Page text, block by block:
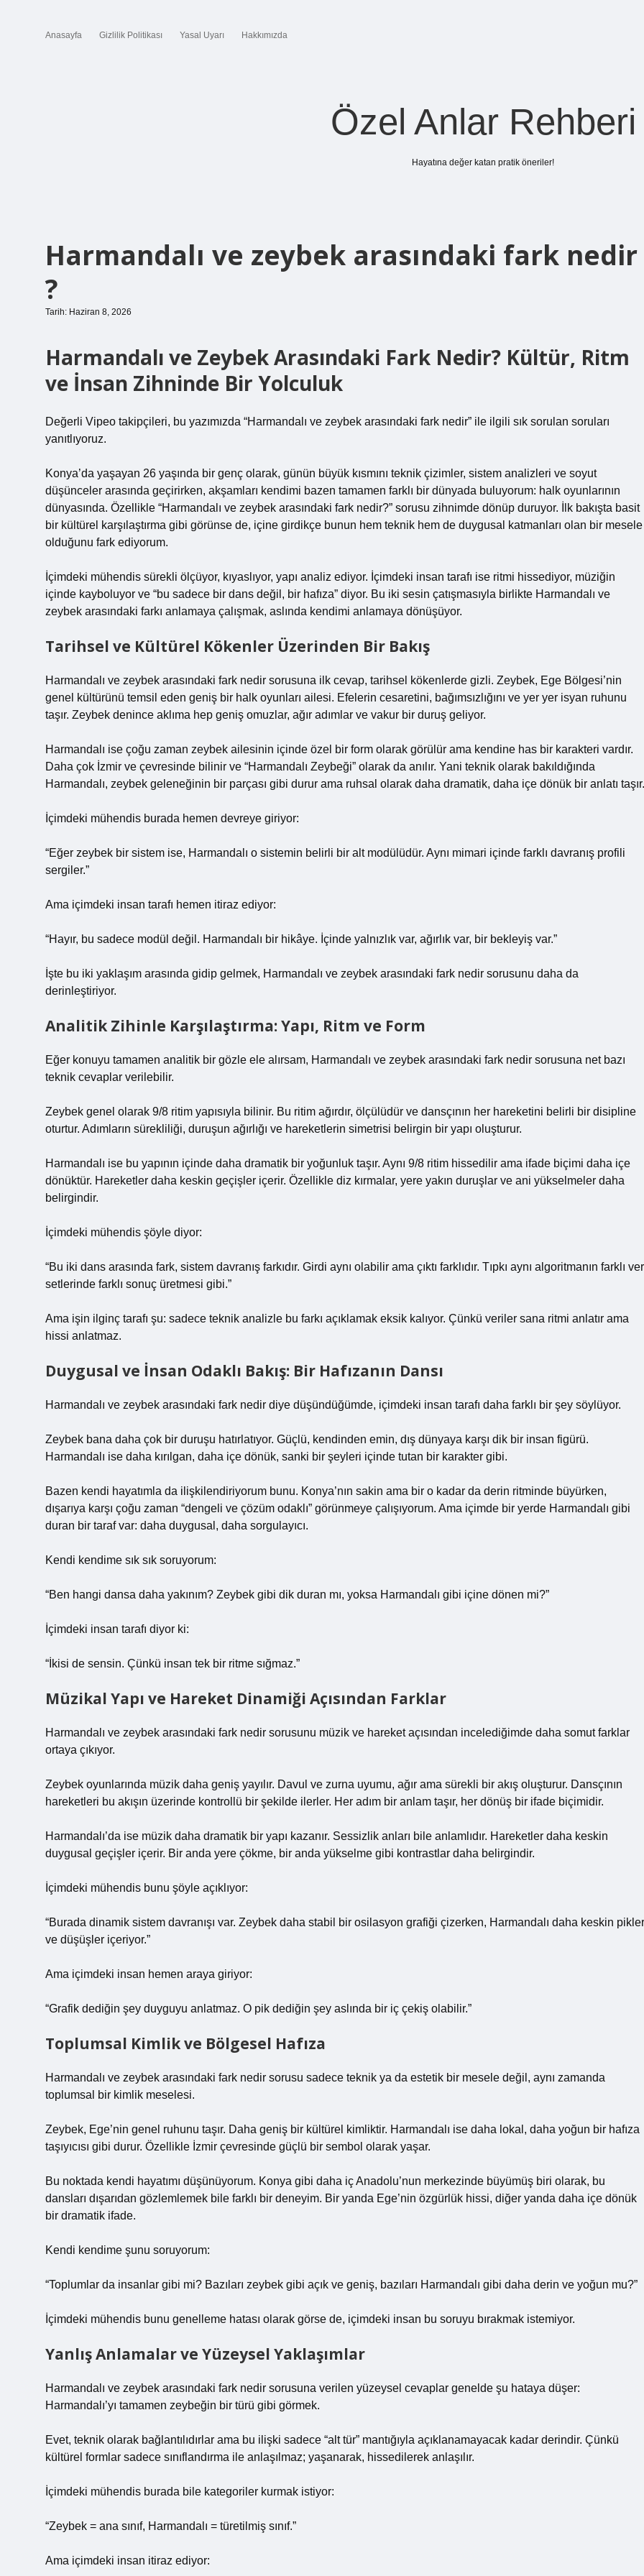
Anasayfa Gizlilik Politikası Yasal Uyarı Hakkımızda
Özel Anlar Rehberi
Hayatına değer katan pratik öneriler!
Harmandalı ve zeybek arasındaki fark nedir
?
Tarih: Haziran 8, 2026
Harmandalı ve Zeybek Arasındaki Fark Nedir? Kültür, Ritm
ve İnsan Zihninde Bir Yolculuk
Değerli Vipeo takipçileri, bu yazımızda “Harmandalı ve zeybek arasındaki fark nedir” ile ilgili sık sorulan soruları
yanıtlıyoruz.
Konya’da yaşayan 26 yaşında bir genç olarak, günün büyük kısmını teknik çizimler, sistem analizleri ve soyut
düşünceler arasında geçirirken, akşamları kendimi bazen tamamen farklı bir dünyada buluyorum: halk oyunlarının
dünyasında. Özellikle “Harmandalı ve zeybek arasındaki fark nedir?” sorusu zihnimde dönüp duruyor. İlk bakışta basit
bir kültürel karşılaştırma gibi görünse de, içine girdikçe bunun hem teknik hem de duygusal katmanları olan bir mesele
olduğunu fark ediyorum.
İçimdeki mühendis sürekli ölçüyor, kıyaslıyor, yapı analiz ediyor. İçimdeki insan tarafı ise ritmi hissediyor, müziğin
içinde kayboluyor ve “bu sadece bir dans değil, bir hafıza” diyor. Bu iki sesin çatışmasıyla birlikte Harmandalı ve
zeybek arasındaki farkı anlamaya çalışmak, aslında kendimi anlamaya dönüşüyor.
Tarihsel ve Kültürel Kökenler Üzerinden Bir Bakış
Harmandalı ve zeybek arasındaki fark nedir sorusuna ilk cevap, tarihsel kökenlerde gizli. Zeybek, Ege Bölgesi’nin
genel kültürünü temsil eden geniş bir halk oyunları ailesi. Efelerin cesaretini, bağımsızlığını ve yer yer isyan ruhunu
taşır. Zeybek denince aklıma hep geniş omuzlar, ağır adımlar ve vakur bir duruş geliyor.
Harmandalı ise çoğu zaman zeybek ailesinin içinde özel bir form olarak görülür ama kendine has bir karakteri vardır.
Daha çok İzmir ve çevresinde bilinir ve “Harmandalı Zeybeği” olarak da anılır. Yani teknik olarak bakıldığında
Harmandalı, zeybek geleneğinin bir parçası gibi durur ama ruhsal olarak daha dramatik, daha içe dönük bir anlatı taşır.
İçimdeki mühendis burada hemen devreye giriyor:
“Eğer zeybek bir sistem ise, Harmandalı o sistemin belirli bir alt modülüdür. Aynı mimari içinde farklı davranış profili
sergiler.”
Ama içimdeki insan tarafı hemen itiraz ediyor:
“Hayır, bu sadece modül değil. Harmandalı bir hikâye. İçinde yalnızlık var, ağırlık var, bir bekleyiş var.”
İşte bu iki yaklaşım arasında gidip gelmek, Harmandalı ve zeybek arasındaki fark nedir sorusunu daha da
derinleştiriyor.
Analitik Zihinle Karşılaştırma: Yapı, Ritm ve Form
Eğer konuyu tamamen analitik bir gözle ele alırsam, Harmandalı ve zeybek arasındaki fark nedir sorusuna net bazı
teknik cevaplar verilebilir.
Zeybek genel olarak 9/8 ritim yapısıyla bilinir. Bu ritim ağırdır, ölçülüdür ve dansçının her hareketini belirli bir disipline
oturtur. Adımların sürekliliği, duruşun ağırlığı ve hareketlerin simetrisi belirgin bir yapı oluşturur.
Harmandalı ise bu yapının içinde daha dramatik bir yoğunluk taşır. Aynı 9/8 ritim hissedilir ama ifade biçimi daha içe
dönüktür. Hareketler daha keskin geçişler içerir. Özellikle diz kırmalar, yere yakın duruşlar ve ani yükselmeler daha
belirgindir.
İçimdeki mühendis şöyle diyor:
“Bu iki dans arasında fark, sistem davranış farkıdır. Girdi aynı olabilir ama çıktı farklıdır. Tıpkı aynı algoritmanın farklı
setlerinde farklı sonuç üretmesi gibi.”
Ama işin ilginç tarafı şu: sadece teknik analizle bu farkı açıklamak eksik kalıyor. Çünkü veriler sana ritmi anlatır ama
hissi anlatmaz.
Duygusal ve İnsan Odaklı Bakış: Bir Hafızanın Dansı
Harmandalı ve zeybek arasındaki fark nedir diye düşündüğümde, içimdeki insan tarafı daha farklı bir şey söylüyor.
Zeybek bana daha çok bir duruşu hatırlatıyor. Güçlü, kendinden emin, dış dünyaya karşı dik bir insan figürü.
Harmandalı ise daha kırılgan, daha içe dönük, sanki bir şeyleri içinde tutan bir karakter gibi.
Bazen kendi hayatımla da ilişkilendiriyorum bunu. Konya’nın sakin ama bir o kadar da derin ritminde büyürken,
dışarıya karşı çoğu zaman “dengeli ve çözüm odaklı” görünmeye çalışıyorum. Ama içimde bir yerde Harmandalı gibi
duran bir taraf var: daha duygusal, daha sorgulayıcı.
Kendi kendime sık sık soruyorum:
“Ben hangi dansa daha yakınım? Zeybek gibi dik duran mı, yoksa Harmandalı gibi içine dönen mi?”
İçimdeki insan tarafı diyor ki:
“İkisi de sensin. Çünkü insan tek bir ritme sığmaz.”
Müzikal Yapı ve Hareket Dinamiği Açısından Farklar
Harmandalı ve zeybek arasındaki fark nedir sorusunu müzik ve hareket açısından incelediğimde daha somut farklar
ortaya çıkıyor.
Zeybek oyunlarında müzik daha geniş yayılır. Davul ve zurna uyumu, ağır ama sürekli bir akış oluşturur. Dansçının
hareketleri bu akışın üzerinde kontrollü bir şekilde ilerler. Her adım bir anlam taşır, her dönüş bir ifade biçimidir.
Harmandalı’da ise müzik daha dramatik bir yapı kazanır. Sessizlik anları bile anlamlıdır. Hareketler daha keskin
duygusal geçişler içerir. Bir anda yere çökme, bir anda yükselme gibi kontrastlar daha belirgindir.
İçimdeki mühendis bunu şöyle açıklıyor:
“Burada dinamik sistem davranışı var. Zeybek daha stabil bir osilasyon grafiği çizerken, Harmandalı daha keskin pikler
ve düşüşler içeriyor.”
Ama içimdeki insan hemen araya giriyor:
“Grafik dediğin şey duyguyu anlatmaz. O pik dediğin şey aslında bir iç çekiş olabilir.”
Toplumsal Kimlik ve Bölgesel Hafıza
Harmandalı ve zeybek arasındaki fark nedir sorusu sadece teknik ya da estetik bir mesele değil, aynı zamanda
toplumsal bir kimlik meselesi.
Zeybek, Ege’nin genel ruhunu taşır. Daha geniş bir kültürel kimliktir. Harmandalı ise daha lokal, daha yoğun bir hafıza
taşıyıcısı gibi durur. Özellikle İzmir çevresinde güçlü bir sembol olarak yaşar.
Bu noktada kendi hayatımı düşünüyorum. Konya gibi daha iç Anadolu’nun merkezinde büyümüş biri olarak, bu
dansları dışarıdan gözlemlemek bile farklı bir deneyim. Bir yanda Ege’nin özgürlük hissi, diğer yanda daha içe dönük
bir dramatik ifade.
Kendi kendime şunu soruyorum:
“Toplumlar da insanlar gibi mi? Bazıları zeybek gibi açık ve geniş, bazıları Harmandalı gibi daha derin ve yoğun mu?”
İçimdeki mühendis bunu genelleme hatası olarak görse de, içimdeki insan bu soruyu bırakmak istemiyor.
Yanlış Anlamalar ve Yüzeysel Yaklaşımlar
Harmandalı ve zeybek arasındaki fark nedir sorusuna verilen yüzeysel cevaplar genelde şu hataya düşer:
Harmandalı’yı tamamen zeybeğin bir türü gibi görmek.
Evet, teknik olarak bağlantılıdırlar ama bu ilişki sadece “alt tür” mantığıyla açıklanamayacak kadar derindir. Çünkü
kültürel formlar sadece sınıflandırma ile anlaşılmaz; yaşanarak, hissedilerek anlaşılır.
İçimdeki mühendis burada bile kategoriler kurmak istiyor:
“Zeybek = ana sınıf, Harmandalı = türetilmiş sınıf.”
Ama içimdeki insan itiraz ediyor: